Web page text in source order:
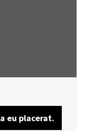
eu placerat.